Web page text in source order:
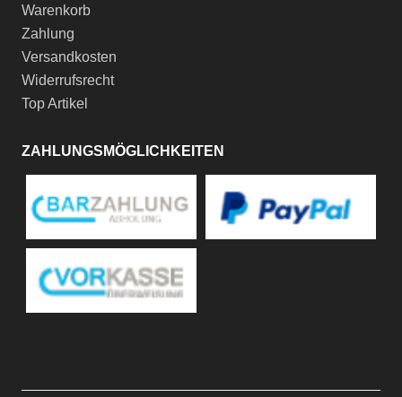
Warenkorb
Zahlung
Versandkosten
Widerrufsrecht
Top Artikel
ZAHLUNGSMÖGLICHKEITEN